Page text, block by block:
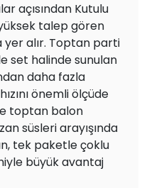
açısından Kutulu
talep gören
yer alır. Toptan parti
set halinde sunulan
daha fazla
önemli ölçüde
toptan balon
süsleri arayışında
tek paketle çoklu
büyük avantaj